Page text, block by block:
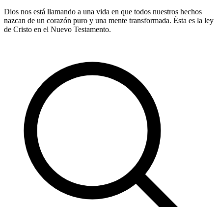
Dios nos está llamando a una vida en que todos nuestros hechos
nazcan de un corazón puro y una mente transformada. Ésta es la ley
de Cristo en el Nuevo Testamento.